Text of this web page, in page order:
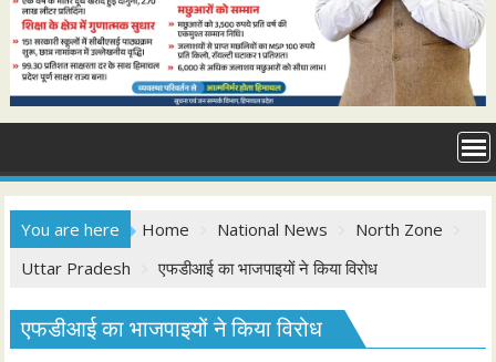
You are here Home National News
North Zone
Uttar Pradesh
एफडीआई का भाजपाइयों ने किया विरोध
एफडीआई का भाजपाइयों ने किया विरोध